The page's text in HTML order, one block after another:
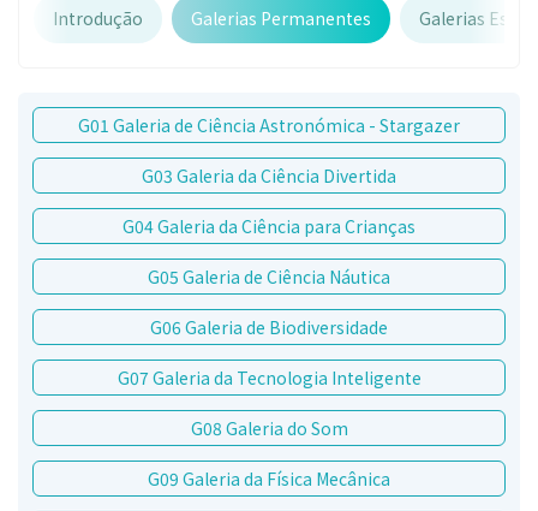
Introdução Galerias Permanentes Galerias
G01 Galeria de Ciência Astronómica - Stargazer
G03 Galeria da Ciência Divertida
G04 Galeria da Ciência para Crianças
G05 Galeria de Ciência Náutica
G06 Galeria de Biodiversidade
G07 Galeria da Tecnologia Inteligente
G08 Galeria do Som
G09 Galeria da Física Mecânica